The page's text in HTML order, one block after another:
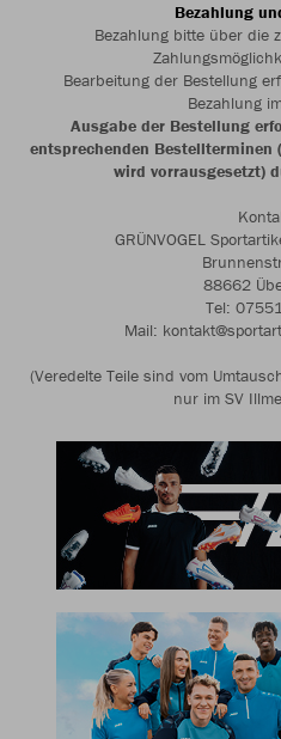
Bezahlung
Bezahlung bitte über die
Bearbeitung der Bestellung
Bezahlung
Ausgabe der Bestellung
entsprechenden
wird vorrausgesetzt)
GRÜNVOGEL
88662
Tel:
Mail:
(Veredelte Teile sind vom
nur im SV